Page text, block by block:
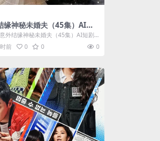
缘神秘未婚夫（45集）AI短
外结缘神秘未婚夫（45集）AI短剧
类：短剧 年份：20...
前 0 0 0